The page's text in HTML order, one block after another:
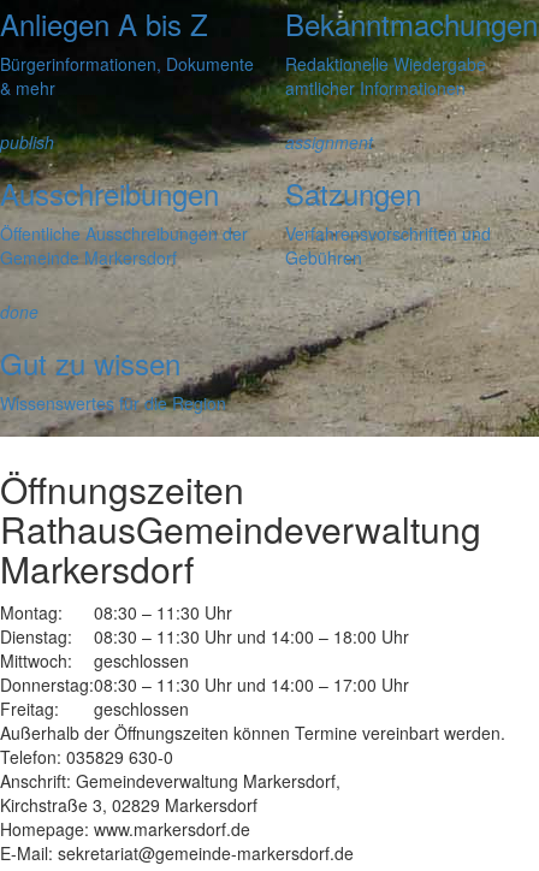
Anliegen A bis Z
Bürgerinformationen, Dokumente
& mehr
Bekanntmachungen
Redaktionelle Wiedergabe
amtlicher Informationen
publish
Ausschreibungen
Öffentliche Ausschreibungen der
Gemeinde Markersdorf
assignment
Satzungen
Verfahrensvorschriften und
Gebühren
done
Gut zu wissen
Wissenswertes für die Region
Öffnungszeiten
RathausGemeindeverwaltung
Markersdorf
Montag:
08:30 – 11:30 Uhr
Dienstag:
08:30 – 11:30 Uhr und 14:00 – 18:00 Uhr
Mittwoch:
geschlossen
Donnerstag:08:30 – 11:30 Uhr und 14:00 – 17:00 Uhr
Freitag:
geschlossen
Außerhalb der Öffnungszeiten können Termine vereinbart werden.
Telefon: 035829 630-0
Anschrift: Gemeindeverwaltung Markersdorf,
Kirchstraße 3, 02829 Markersdorf
Homepage: www.markersdorf.de
E-Mail: sekretariat@gemeinde-markersdorf.de